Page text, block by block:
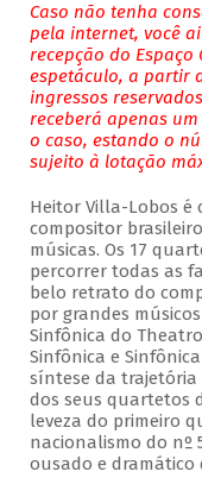
Caso não tenha
pela internet, você
recepção do Espaço
espetáculo, a partir
ingressos
receberá apenas
o caso, estando o
sujeito à lotação
Heitor Villa-Lobos é
compositor
músicas. Os 17
percorrer todas as
belo retrato do
por grandes
Sinfônica do
Sinfônica e
síntese da trajetória
dos seus quartetos
leveza do primeiro
nacionalismo do nº
ousado e dramático